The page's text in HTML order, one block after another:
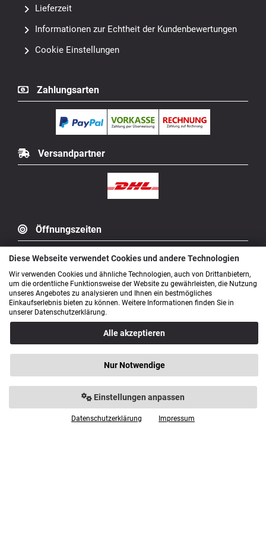
Lieferzeit
Informationen zur Echtheit der Kundenbewertungen
Cookie Einstellungen
Zahlungsarten
Versandpartner
Öffnungszeiten
Öffnungszeiten des Outlets / Ladengeschäft
Montag geschlossen
Dienstag geschlossen
Mittwoch geschlossen
Donnerstag 9.00 - 18.00 Uhr
Freitag 9.00 - 18.00 Uhr
Samstag 9.00 - 14.00 Uhr
Bürozeiten: Mo. - Fr. von 9.00 - 16.00 Uhr
Diese Webseite verwendet Cookies und andere Technologien
Wir verwenden Cookies und ähnliche Technologien, auch von Drittanbietern,
um die ordentliche Funktionsweise der Website zu gewährleisten, die Nutzung
unseres Angebotes zu analysieren und Ihnen ein bestmögliches
Einkaufserlebnis bieten zu können. Weitere Informationen finden Sie in
unserer Datenschutzerklärung.
Alle akzeptieren
Nur Notwendige
Einstellungen anpassen
Datenschutzerklärung Impressum